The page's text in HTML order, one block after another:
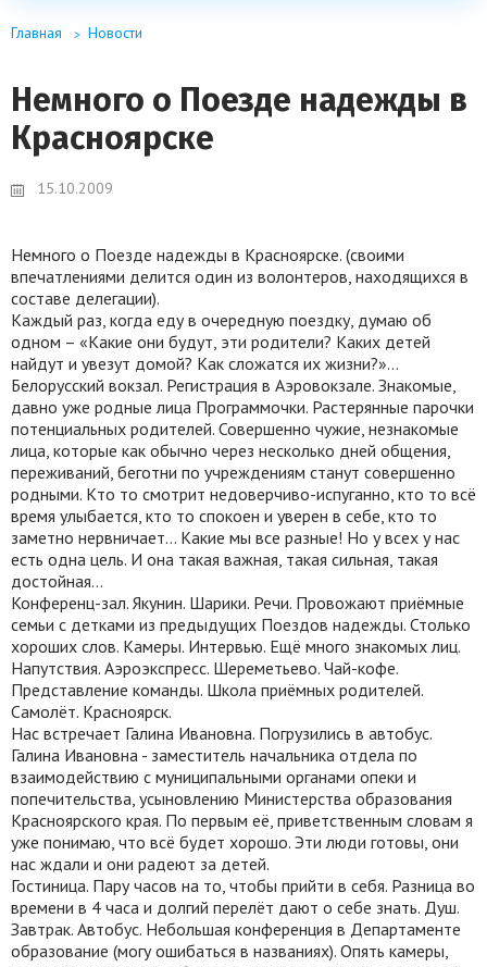
Главная Новости
Немного о Поезде надежды в
Красноярске
15.10.2009
Немного о Поезде надежды в Красноярске. (своими
впечатлениями делится один из волонтеров, находящихся в
составе делегации).
Каждый раз, когда еду в очередную поездку, думаю об
одном – «Какие они будут, эти родители? Каких детей
найдут и увезут домой? Как сложатся их жизни?»…
Белорусский вокзал. Регистрация в Аэровокзале. Знакомые,
давно уже родные лица Программочки. Растерянные парочки
потенциальных родителей. Совершенно чужие, незнакомые
лица, которые как обычно через несколько дней общения,
переживаний, беготни по учреждениям станут совершенно
родными. Кто то смотрит недоверчиво-испуганно, кто то всё
время улыбается, кто то спокоен и уверен в себе, кто то
заметно нервничает… Какие мы все разные! Но у всех у нас
есть одна цель. И она такая важная, такая сильная, такая
достойная…
Конференц-зал. Якунин. Шарики. Речи. Провожают приёмные
семьи с детками из предыдущих Поездов надежды. Столько
хороших слов. Камеры. Интервью. Ещё много знакомых лиц.
Напутствия. Аэроэкспресс. Шереметьево. Чай-кофе.
Представление команды. Школа приёмных родителей.
Самолёт. Красноярск.
Нас встречает Галина Ивановна. Погрузились в автобус.
Галина Ивановна - заместитель начальника отдела по
взаимодействию с муниципальными органами опеки и
попечительства, усыновлению Министерства образования
Красноярского края. По первым её, приветственным словам я
уже понимаю, что всё будет хорошо. Эти люди готовы, они
нас ждали и они радеют за детей.
Гостиница. Пару часов на то, чтобы прийти в себя. Разница во
времени в 4 часа и долгий перелёт дают о себе знать. Душ.
Завтрак. Автобус. Небольшая конференция в Департаменте
образование (могу ошибаться в названиях). Опять камеры,